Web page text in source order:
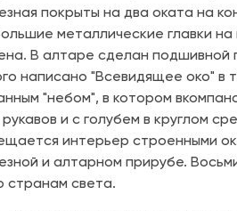
покрыты на два оката на
металлические главки
В алтаре сделан подшивной
написано "Всевидящее око" в
"небом", в котором
и с голубем в круглом
интерьер строенными
и алтарном прирубе.
странам света.